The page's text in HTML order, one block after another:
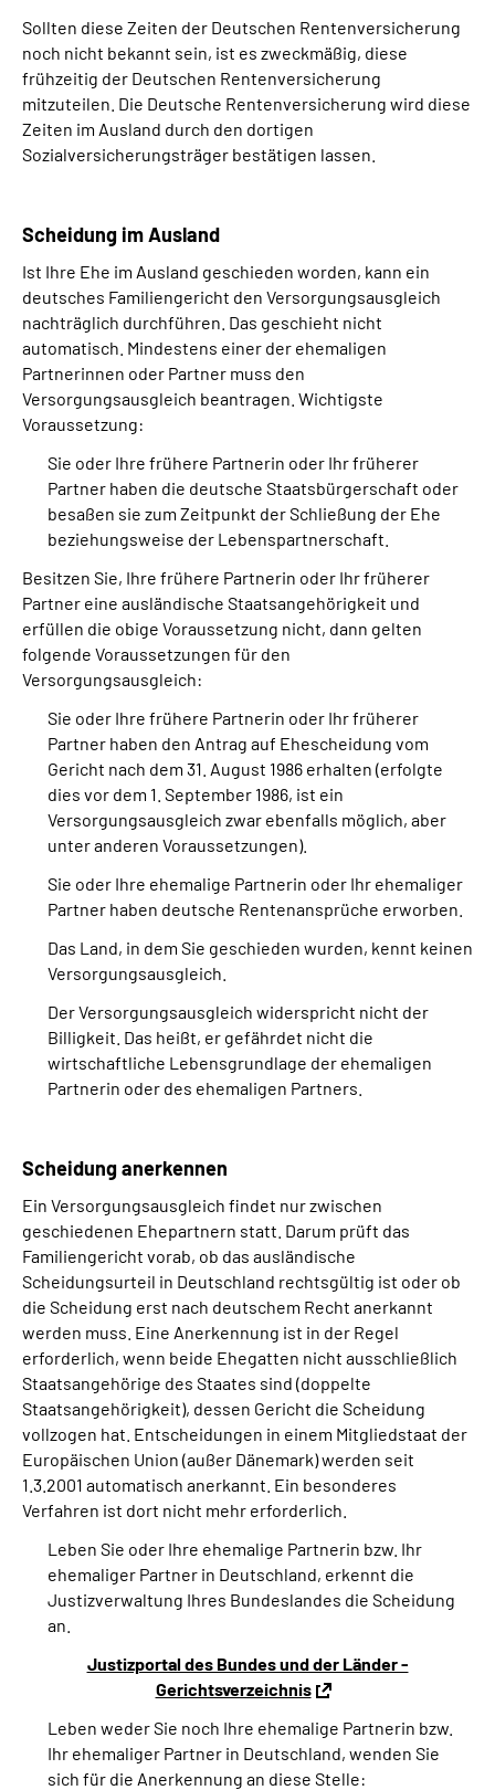
Sollten diese Zeiten der Deutschen Rentenversicherung
noch nicht bekannt sein, ist es zweckmäßig, diese
frühzeitig der Deutschen Rentenversicherung
mitzuteilen. Die Deutsche Rentenversicherung wird diese
Zeiten im Ausland durch den dortigen
Sozialversicherungsträger bestätigen lassen.
Scheidung im Ausland
Ist Ihre Ehe im Ausland geschieden worden, kann ein
deutsches Familiengericht den Versorgungsausgleich
nachträglich durchführen. Das geschieht nicht
automatisch. Mindestens einer der ehemaligen
Partnerinnen oder Partner muss den
Versorgungsausgleich beantragen. Wichtigste
Voraussetzung:
Sie oder Ihre frühere Partnerin oder Ihr früherer
Partner haben die deutsche Staatsbürgerschaft oder
besaßen sie zum Zeitpunkt der Schließung der Ehe
beziehungsweise der Lebenspartnerschaft.
Besitzen Sie, Ihre frühere Partnerin oder Ihr früherer
Partner eine ausländische Staatsangehörigkeit und
erfüllen die obige Voraussetzung nicht, dann gelten
folgende Voraussetzungen für den
Versorgungsausgleich:
Sie oder Ihre frühere Partnerin oder Ihr früherer
Partner haben den Antrag auf Ehescheidung vom
Gericht nach dem 31. August 1986 erhalten (erfolgte
dies vor dem 1. September 1986, ist ein
Versorgungsausgleich zwar ebenfalls möglich, aber
unter anderen Voraussetzungen).
Sie oder Ihre ehemalige Partnerin oder Ihr ehemaliger
Partner haben deutsche Rentenansprüche erworben.
Das Land, in dem Sie geschieden wurden, kennt keinen
Versorgungsausgleich.
Der Versorgungsausgleich widerspricht nicht der
Billigkeit. Das heißt, er gefährdet nicht die
wirtschaftliche Lebensgrundlage der ehemaligen
Partnerin oder des ehemaligen Partners.
Scheidung anerkennen
Ein Versorgungsausgleich findet nur zwischen
geschiedenen Ehepartnern statt. Darum prüft das
Familiengericht vorab, ob das ausländische
Scheidungsurteil in Deutschland rechtsgültig ist oder ob
die Scheidung erst nach deutschem Recht anerkannt
werden muss. Eine Anerkennung ist in der Regel
erforderlich, wenn beide Ehegatten nicht ausschließlich
Staatsangehörige des Staates sind (doppelte
Staatsangehörigkeit), dessen Gericht die Scheidung
vollzogen hat. Entscheidungen in einem Mitgliedstaat der
Europäischen Union (außer Dänemark) werden seit
1.3.2001 automatisch anerkannt. Ein besonderes
Verfahren ist dort nicht mehr erforderlich.
Leben Sie oder Ihre ehemalige Partnerin bzw. Ihr
ehemaliger Partner in Deutschland, erkennt die
Justizverwaltung Ihres Bundeslandes die Scheidung
an.
Justizportal des Bundes und der Länder -
Gerichtsverzeichnis
Leben weder Sie noch Ihre ehemalige Partnerin bzw.
Ihr ehemaliger Partner in Deutschland, wenden Sie
sich für die Anerkennung an diese Stelle: